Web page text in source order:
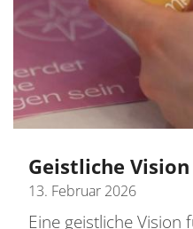
Geistliche Vision
13. Februar 2026
Eine geistliche Vision